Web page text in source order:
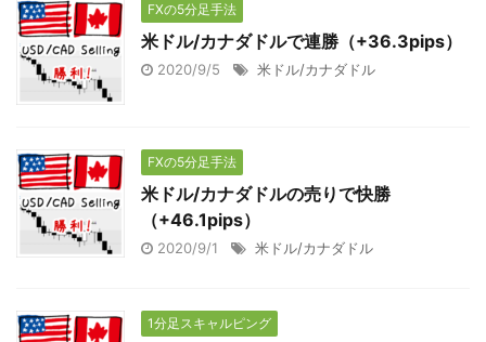
FXの5分足手法
米ドル/カナダドルで連勝（+36.3pips）
2020/9/5 米ドル/カナダドル
FXの5分足手法
米ドル/カナダドルの売りで快勝
（+46.1pips）
2020/9/1 米ドル/カナダドル
1分足スキャルピング